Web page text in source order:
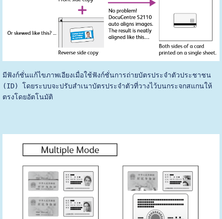
มีฟังก์ชั่นแก้ไขภาพเอียงเมื่อใช้ฟังก์ชั่นการถ่ายบัตรประจำตัวประชาชน
(ID) โดยระบบจะปรับสำเนาบัตรประจำตัวที่วางไว้บนกระจกสแกนให้
ตรงโดยอัตโนมัติ